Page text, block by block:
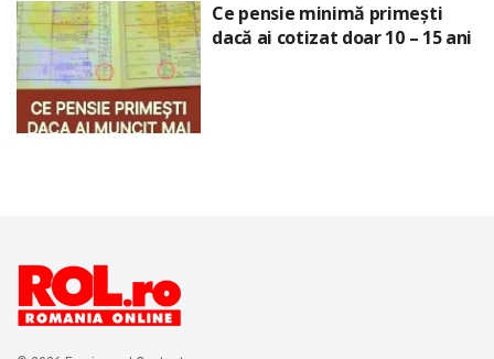
Ce pensie minimă primești
dacă ai cotizat doar 10 – 15 ani